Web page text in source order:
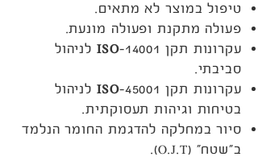
טיפול במוצר לא מתאים.
פעולה מתקנת ופעולה מונעת.
עקרונות תקן 14001-
ISOלניהול
סביבתי.
עקרונות תקן 45001-
ISOלניהול
בטיחות וגיהות תעסוקתית.
סיור במחלקה להדגמת החומר הנלמד
ב”שטח” (O.J.T).